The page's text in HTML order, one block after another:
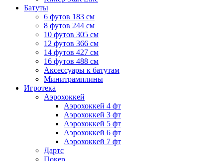
Батуты
6 футов 183 см
8 футов 244 см
10 футов 305 см
12 футов 366 см
14 футов 427 см
16 футов 488 см
Аксессуары к батутам
Минитрамплины
Игротека
Аэрохоккей
Аэрохоккей 4 фт
Аэрохоккей 3 фт
Аэрохоккей 5 фт
Аэрохоккей 6 фт
Аэрохоккей 7 фт
Дартс